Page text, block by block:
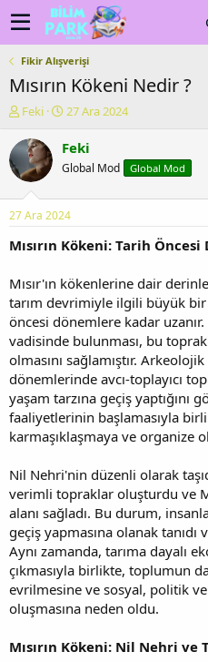
Fikir Alışverişi
Mısırın Kökeni Nedir ?
K
n
u
y
b
a
ş
t
a
n
Feki
B
ş
a
g
ç
r
i
h
i
27 Ara 2024
Feki
Global Mod Global Mod
27 Ara 2024
Mısırın Kökeni: Tarih
Mısır'ın kökenlerine dair
tarım devrimiyle ilgili büyük bir
öncesi dönemlere kadar
vadisinde bulunması, bu
olmasını sağlamıştır.
dönemlerinde avcı-toplayıcı
yaşam tarzına geçiş yaptığını
faaliyetlerinin başlamasıyla
karmaşıklaşmaya ve organize
Nil Nehri'nin düzenli olarak
verimli topraklar oluşturdu ve
alanı sağladı. Bu durum,
geçiş yapmasına olanak tanıdı
Aynı zamanda, tarıma dayalı
çıkmasıyla birlikte, toplumun
evrilmesine ve sosyal, politik
oluşmasına neden oldu.
Mısırın Kökeni: Nil Nehri ve